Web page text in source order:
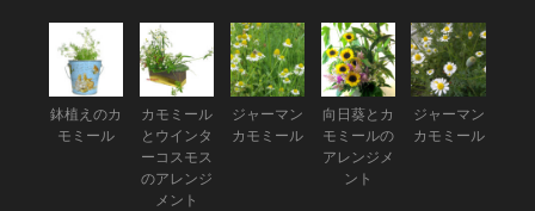
鉢植えのカ
モミール
カモミール
とウインタ
ーコスモス
のアレンジ
メント
ジャーマン
カモミール
向日葵とカ
モミールの
アレンジメ
ント
ジャーマン
カモミール